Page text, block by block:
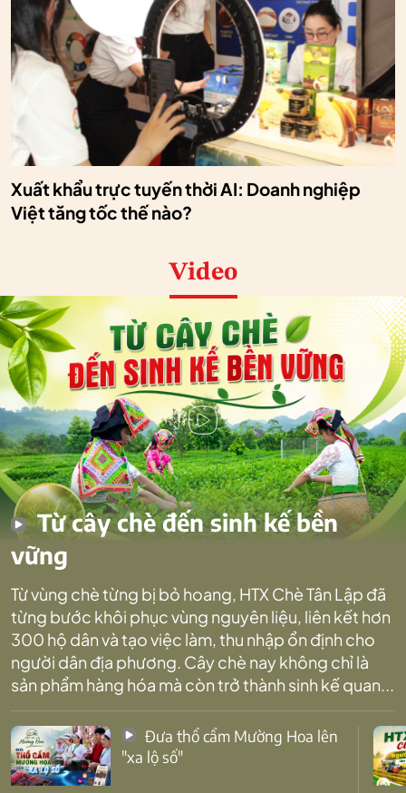
Xuất khẩu trực tuyến thời AI: Doanh nghiệp
Việt tăng tốc thế nào?
Video
Từ cây chè đến sinh kế bền
vững
Từ vùng chè từng bị bỏ hoang, HTX Chè Tân Lập đã
từng bước khôi phục vùng nguyên liệu, liên kết hơn
300 hộ dân và tạo việc làm, thu nhập ổn định cho
người dân địa phương. Cây chè nay không chỉ là
sản phẩm hàng hóa mà còn trở thành sinh kế quan...
"xa lộ số"